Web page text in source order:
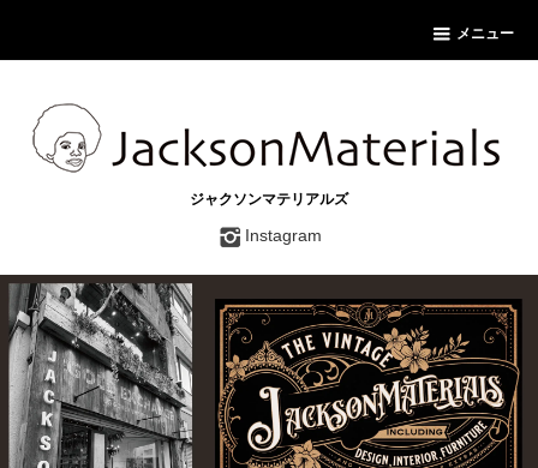
メニュー
ジャクソンマテリアルズ
Instagram